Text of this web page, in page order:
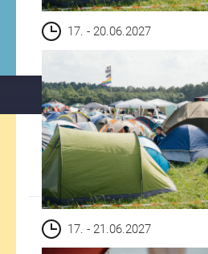
17. - 20.06.2027
RESORT
17. - 21.06.2027